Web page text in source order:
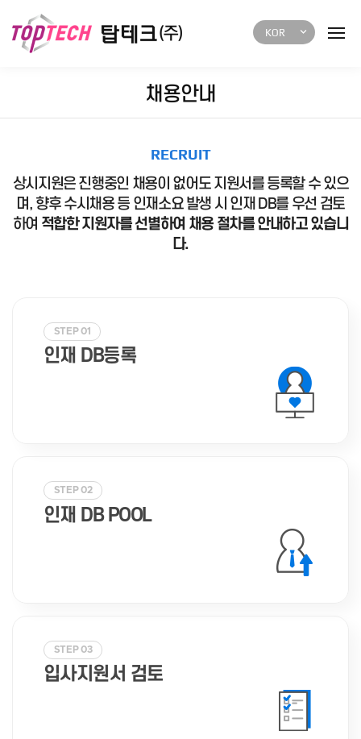
KOR keyboard_arrow_down menu
채용안내
RECRUIT
상시지원은 진행중인 채용이 없어도 지원서를 등록할 수 있으
며, 향후 수시채용 등 인재소요 발생 시 인재 DB를 우선 검토
하여 적합한 지원자를 선별하여 채용 절차를 안내하고 있습니
다.
STEP 01
인재 DB등록
STEP 02
인재 DB POOL
STEP 03
입사지원서 검토